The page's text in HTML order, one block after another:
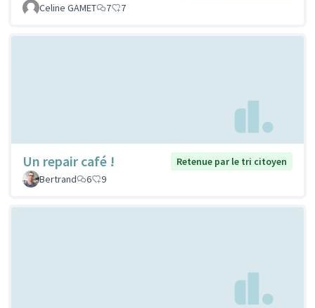
Celine GAMET
7 7
Un repair café !
Retenue par le tri citoyen
Bertrand
6 9